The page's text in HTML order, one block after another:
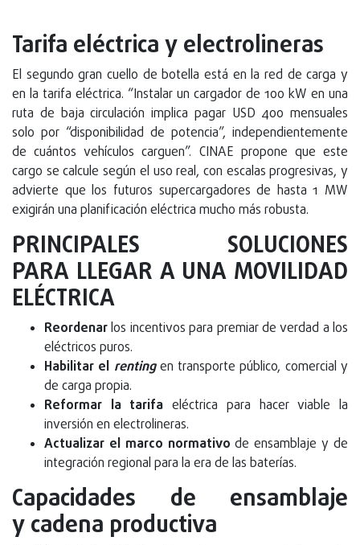
Tarifa eléctrica y electrolineras
El segundo gran cuello de botella está en la red de carga y
en la tarifa eléctrica. “Instalar un cargador de 100 kW en una
ruta de baja circulación implica pagar USD 400 mensuales
solo por “disponibilidad de potencia”, independientemente
de cuántos vehículos carguen”. CINAE propone que este
cargo se calcule según el uso real, con escalas progresivas, y
advierte que los futuros supercargadores de hasta 1 MW
exigirán una planificación eléctrica mucho más robusta.
PRINCIPALES SOLUCIONES
PARA LLEGAR A UNA MOVILIDAD
ELÉCTRICA
Reordenarlos incentivos para premiar de verdad a los
eléctricos puros.
Habilitar el rentingen transporte público, comercial y
de carga propia.
Reformar la tarifa eléctrica para hacer viable la
inversión en electrolineras.
Actualizar el marco normativo de ensamblaje y de
integración regional para la era de las baterías.
Capacidades de ensamblaje
y cadena productiva